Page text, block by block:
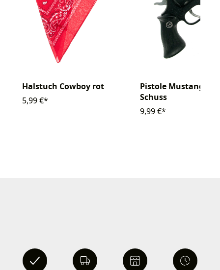
Halstuch Cowboy rot
5,99 €*
Pistole Mustang
Schuss
9,99 €*